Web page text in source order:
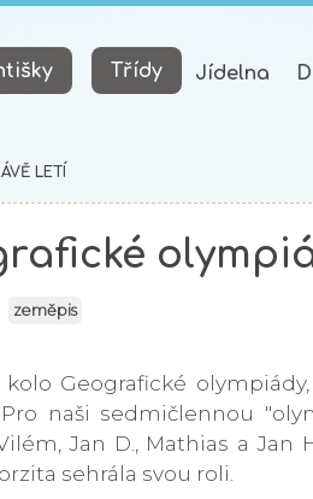
Třídy Jídelna
LETÍ
zeměpis
Geografické
naši sedmičlennou
Jan D., Mathias a Jan
sehrála svou roli.